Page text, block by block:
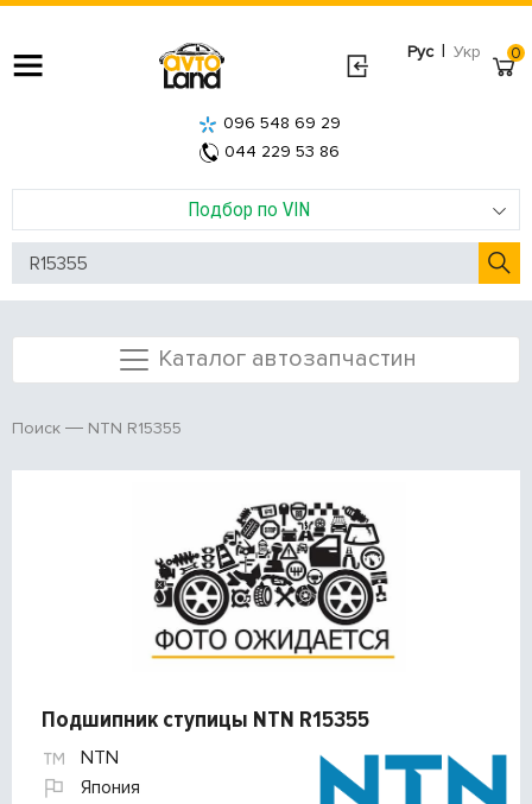
Рус | Укр
Подбор по VIN
096 548 69 29
044 229 53 86
0
Каталог автозапчастин
Поиск NTN R15355
Подшипник ступицы NTN R15355
NTN
Япония